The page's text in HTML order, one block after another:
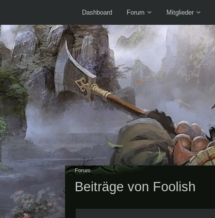
Dashboard Forum Mitglieder
Forum
Beiträge von Foolish